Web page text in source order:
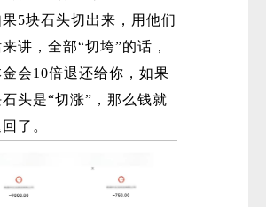
5块石头切出来，用他们
讲，全部“切垮”的话，
会10倍退还给你，如果
头是“切涨”，那么钱就
了。